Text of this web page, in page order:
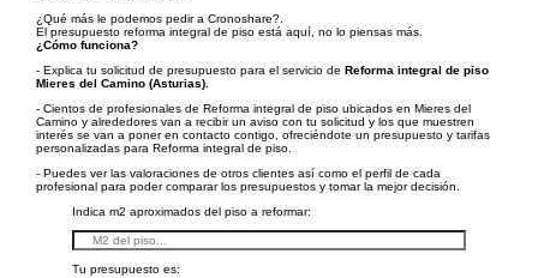
¿Qué más le podemos pedir a Cronoshare?.
El presupuesto reforma integral de piso está aquí, no lo piensas más.
¿Cómo funciona?
- Explica tu solicitud de presupuesto para el servicio de Reforma integral de piso
Mieres del Camino (Asturias)
- Cientos de profesionales de Reforma integral de piso ubicados en Mieres del
Camino y alrededores van a recibir un aviso con tu solicitud y los que muestren
interés se van a poner en contacto contigo, ofreciéndote un presupuesto y tarifas
personalizadas para Reforma integral de piso.
- Puedes ver las valoraciones de otros clientes así como el perfil de cada
profesional para poder comparar los presupuestos y tomar la mejor decisión.
Indica m2 aproximados del piso a reformar:
Tu presupuesto es: